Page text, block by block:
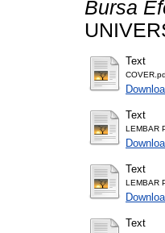
Bursa
Text
Text
LEMBAR
Text
LEMBAR
Text